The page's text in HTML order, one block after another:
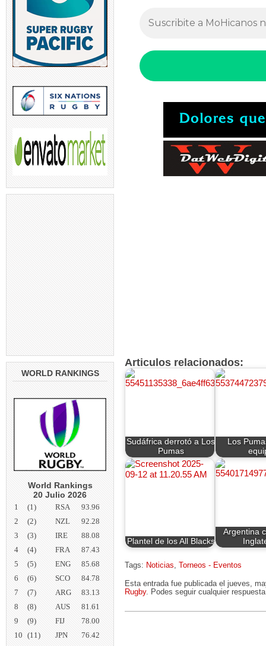
WORLD RANKINGS
World Rankings
20 Julio 2026
1 (1) RSA
93.96
2
(2) NZL
92.28
3
(3) IRE
88.08
4
(4) FRA
87.43
5
(5) ENG
85.68
6
(6) SCO
84.78
7
(7) ARG
83.13
8
(8) AUS
81.61
9
(9) FIJ
78.00
10 (11) JPN 76.42
Articulos relacionados:
Sudáfrica derrotó a Los
Pumas
Los
Plantel de los All Blacks
Argentina
Tags: Noticias, Torneos - Eventos
Esta entrada fue publicada el jueves,
Rugby. Podes seguir cualquier